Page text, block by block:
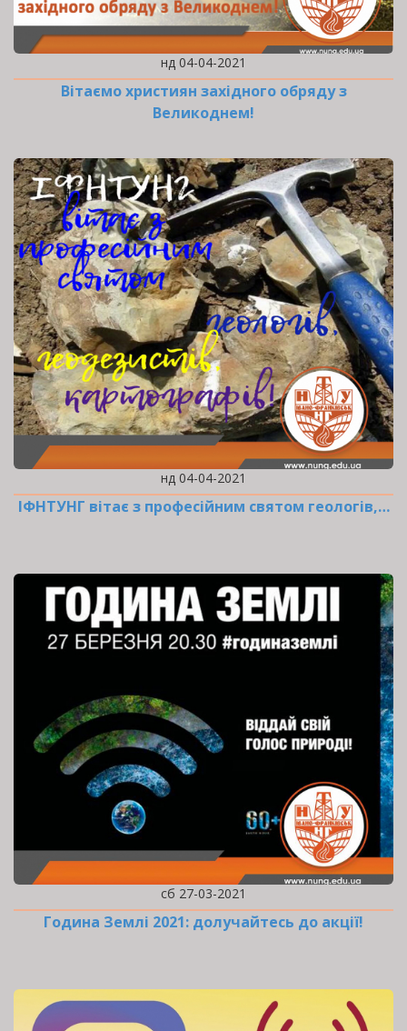
нд 04-04-2021
Вітаємо християн західного обряду з
Великоднем!
нд 04-04-2021
ІФНТУНГ вітає з професійним святом геологів,…
сб 27-03-2021
Година Землі 2021: долучайтесь до акції!